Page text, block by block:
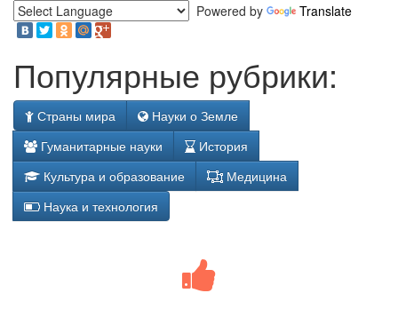
Powered by Translate
Популярные рубрики:
Страны мира
Науки о Земле
Гуманитарные науки
История
Культура и образование
Медицина
Наука и технология